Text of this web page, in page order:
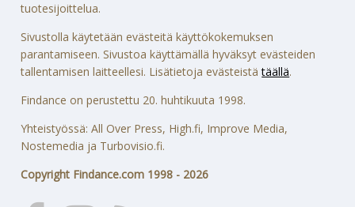
tuotesijoittelua.
Sivustolla käytetään evästeitä käyttökokemuksen
parantamiseen. Sivustoa käyttämällä hyväksyt evästeiden
tallentamisen laitteellesi. Lisätietoja evästeistätäällä.
Findance on perustettu 20. huhtikuuta 1998.
Yhteistyössä: All Over Press, High.fi, Improve Media,
Nostemedia ja Turbovisio.fi.
Copyright Findance.com 1998 - 2026